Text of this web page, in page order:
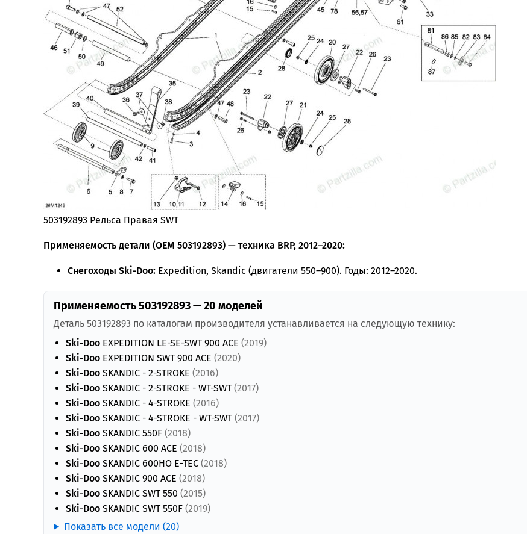
503192893 Рельса Правая SWT
Применяемость детали (OEM 503192893) — техника BRP, 2012–2020:
Снегоходы Ski-Doo: Expedition, Skandic (двигатели 550–900). Годы: 2012–2020.
Применяемость 503192893 — 20 моделей
Деталь 503192893 по каталогам производителя устанавливается на следующую технику:
Ski-Doo EXPEDITION LE-SE-SWT 900 ACE (2019)
Ski-Doo EXPEDITION SWT 900 ACE (2020)
Ski-Doo SKANDIC - 2-STROKE (2016)
Ski-Doo SKANDIC - 2-STROKE - WT-SWT (2017)
Ski-Doo SKANDIC - 4-STROKE (2016)
Ski-Doo SKANDIC - 4-STROKE - WT-SWT (2017)
Ski-Doo SKANDIC 550F (2018)
Ski-Doo SKANDIC 600 ACE (2018)
Ski-Doo SKANDIC 600HO E-TEC (2018)
Ski-Doo SKANDIC 900 ACE (2018)
Ski-Doo SKANDIC SWT 550 (2015)
Ski-Doo SKANDIC SWT 550F (2019)
Показать все модели (20)